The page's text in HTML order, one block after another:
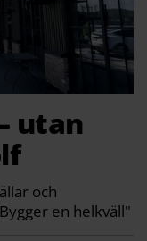
utan
och
en helkväll"